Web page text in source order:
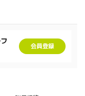
会員登録